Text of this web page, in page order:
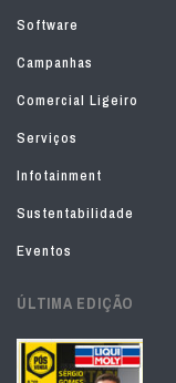
Software
Campanhas
Comercial Ligeiro
Serviços
Infotainment
Sustentabilidade
Eventos
ÚLTIMA EDIÇÃO